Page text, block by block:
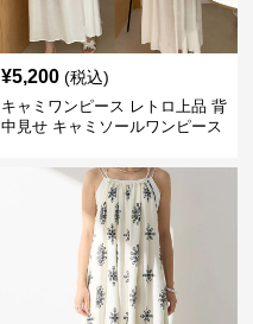
¥5,200 (税込)
キャミワンピース レトロ上品 背
中見せ キャミソールワンピース